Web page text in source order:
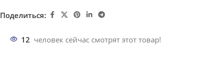
Поделиться:
12 человек сейчас смотрят этот товар!